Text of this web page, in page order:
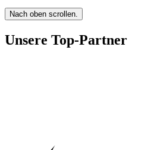
Nach oben scrollen.
Unsere Top-Partner